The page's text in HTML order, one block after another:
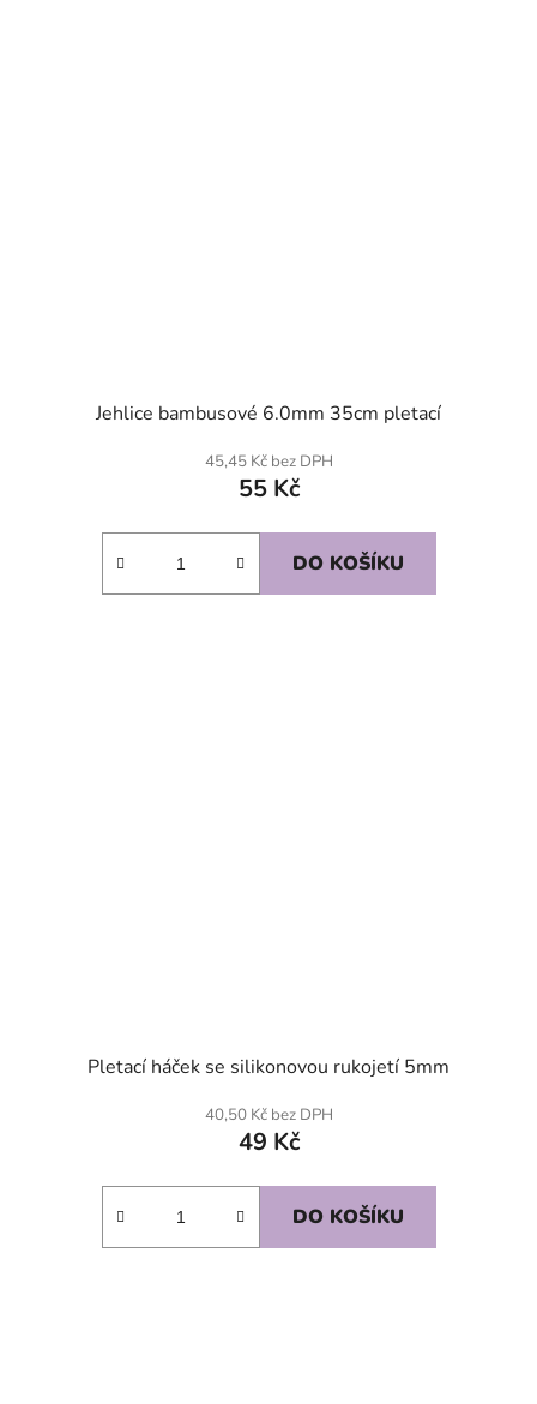
Jehlice bambusové 6.0mm 35cm pletací
45,45 Kč bez DPH
55 Kč
DO KOŠÍKU
Pletací háček se silikonovou rukojetí 5mm
40,50 Kč bez DPH
49 Kč
DO KOŠÍKU